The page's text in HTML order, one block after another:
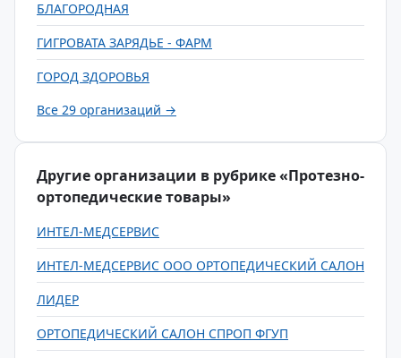
БЛАГОРОДНАЯ
ГИГРОВАТА ЗАРЯДЬЕ - ФАРМ
ГОРОД ЗДОРОВЬЯ
Все 29 организаций →
Другие организации в рубрике «Протезно-
ортопедические товары»
ИНТЕЛ-МЕДСЕРВИС
ИНТЕЛ-МЕДСЕРВИС ООО ОРТОПЕДИЧЕСКИЙ САЛОН
ЛИДЕР
ОРТОПЕДИЧЕСКИЙ САЛОН СПРОП ФГУП